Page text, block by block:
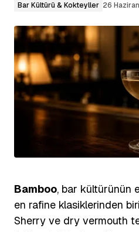
Bar Kültürü & Kokteyller 26
Bamboo, bar kültürünün
en rafine klasiklerinden
Sherry ve dry vermouth